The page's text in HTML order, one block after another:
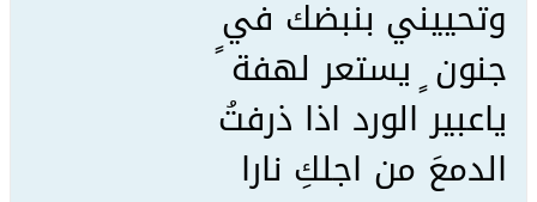
وتحييني بنبضك في
جنون ٍ يستعر لهفة ً
ياعبير الورد اذا ذرفتُ
الدمعَ من اجلكِ نارا